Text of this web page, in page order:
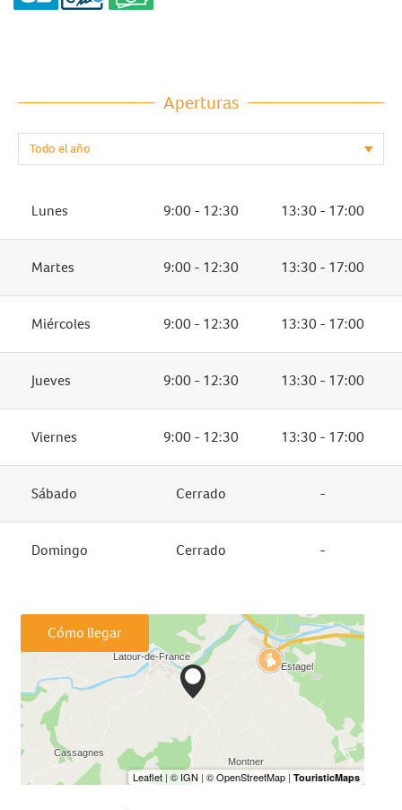
Aperturas
Lunes 9:00 - 12:30 13:30 - 17:00
Martes 9:00 - 12:30 13:30 - 17:00
Miércoles 9:00 - 12:30 13:30 - 17:00
Jueves 9:00 - 12:30 13:30 - 17:00
Viernes 9:00 - 12:30 13:30 - 17:00
Sábado Cerrado -
Domingo Cerrado -
Cómo llegar